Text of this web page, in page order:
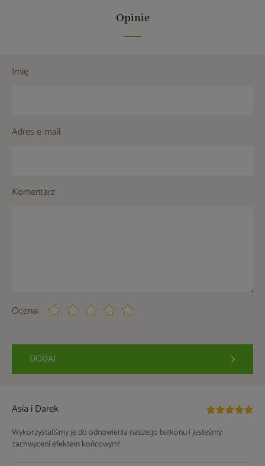
Opinie
Imię
Adres e-mail
Komentarz
Ocena:
DODAJ
Asia i Darek
Wykorzystaliśmy je do odnowienia naszego balkonu i jesteśmy
zachwyceni efektem końcowym!